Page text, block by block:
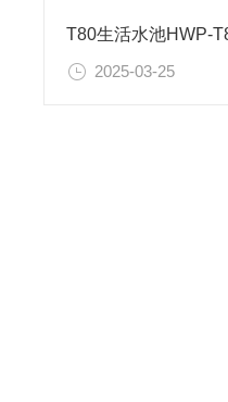
2025-03-25